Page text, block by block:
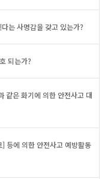
는 사명감을 갖고 있는가?
되는가?
같은 화기에 의한 안전사고 대
등에 의한 안전사고 예방활동